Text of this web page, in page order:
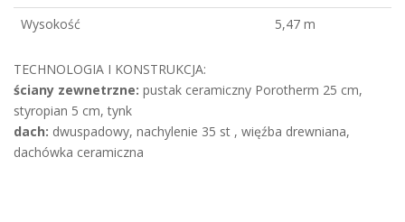
Wysokość 5,47 m
TECHNOLOGIA I KONSTRUKCJA:
ściany zewnetrzne: pustak ceramiczny Porotherm 25 cm,
styropian 5 cm, tynk
dach: dwuspadowy, nachylenie 35 st , więźba drewniana,
dachówka ceramiczna